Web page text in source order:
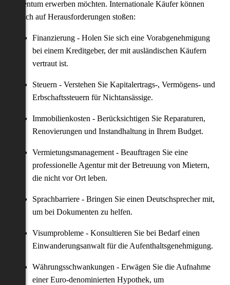
Eigentum erwerben möchten. Internationale Käufer können
jedoch auf Herausforderungen stoßen:
Finanzierung - Holen Sie sich eine Vorabgenehmigung
bei einem Kreditgeber, der mit ausländischen Käufern
vertraut ist.
Steuern - Verstehen Sie Kapitalertrags-, Vermögens- und
Erbschaftssteuern für Nichtansässige.
Immobilienkosten - Berücksichtigen Sie Reparaturen,
Renovierungen und Instandhaltung in Ihrem Budget.
Vermietungsmanagement - Beauftragen Sie eine
professionelle Agentur mit der Betreuung von Mietern,
die nicht vor Ort leben.
Sprachbarriere - Bringen Sie einen Deutschsprecher mit,
um bei Dokumenten zu helfen.
Visumprobleme - Konsultieren Sie bei Bedarf einen
Einwanderungsanwalt für die Aufenthaltsgenehmigung.
Währungsschwankungen - Erwägen Sie die Aufnahme
einer Euro-denominierten Hypothek, um